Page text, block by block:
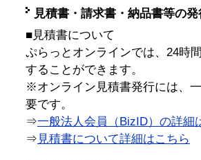
見積書・請求書・納品書等の
■見積書について
ぷらっとオンラインでは、24時
することができます。
※オンライン見積書発行には、
要です。
⇒一般法人会員（BizID）の詳細
⇒ 見積書について詳細はこちら